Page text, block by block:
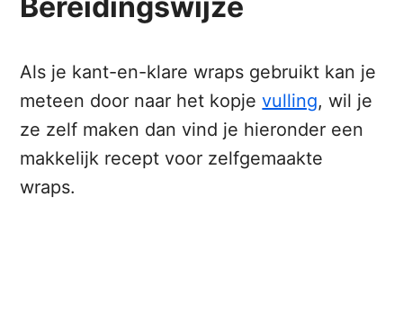
Als je kant-en-klare wraps gebruikt kan je
meteen door naar het kopjevulling, wil je
ze zelf maken dan vind je hieronder een
makkelijk recept voor zelfgemaakte
wraps.